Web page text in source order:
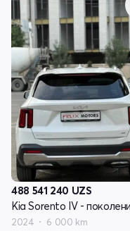
488 541 240 UZS
2024 6 000 km